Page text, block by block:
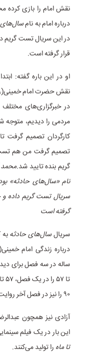
نقش امام را بازی کرده
درباره امام به نام
در این سریال تست گریم
قرار گرفته است.
او در این باره گفته:
نقش حضرت امام
در خبرگزاری‌های
مردمی را دیدیم، متوجه
کارگردان تصمیم گرفت
تصمیم گرفت من هم
گریم بنده تایید شد.محمد
نام «سال‌های حادثه»
سریال تست گریم داده
گرفته است
سریالسال‌های حادثه
۹۰ را نیز در فصل آخر روایت می‌کند.
آزادی نیز همچون
این بار در یک فیلم
تا ماه را تولید می‌کنند.